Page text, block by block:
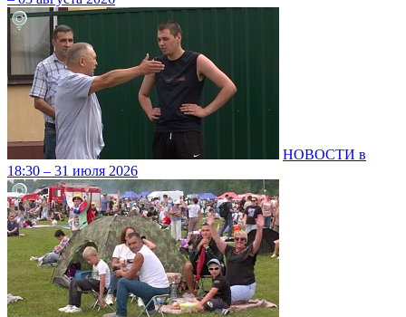
НОВОСТИ в
18:30 – 31 июля 2026